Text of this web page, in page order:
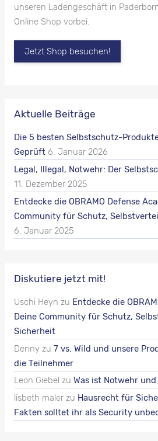
unseren Ladengeschäft in
Online Shop vorbei.
Jetzt Shop besuchen!
Aktuelle Beiträge
Die 5 besten Selbstschutz-
Geprüft 6. Januar 2026
Legal, Illegal, Notwehr: Der
11. Dezember 2025
Entdecke die OBRAMO Defense
Community für Schutz,
6. Januar 2025
Diskutiere jetzt mit!
Uschi Heyn zu Entdecke die
Deine Community für Schutz,
Sicherheit
Dennyzu 7 vs. Wild und unsere
die Teilnehmer
Leon Giebel zu Was ist Notwehr
lisbeth malerzu Hausrecht für
Fakten solltet ihr als Security